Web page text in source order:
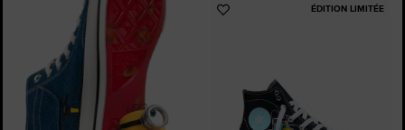
ÉDITION LIMITÉE
Ajouter